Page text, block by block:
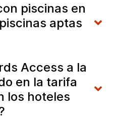
piscinas en
aptas
Access a la
en la tarifa
los hoteles